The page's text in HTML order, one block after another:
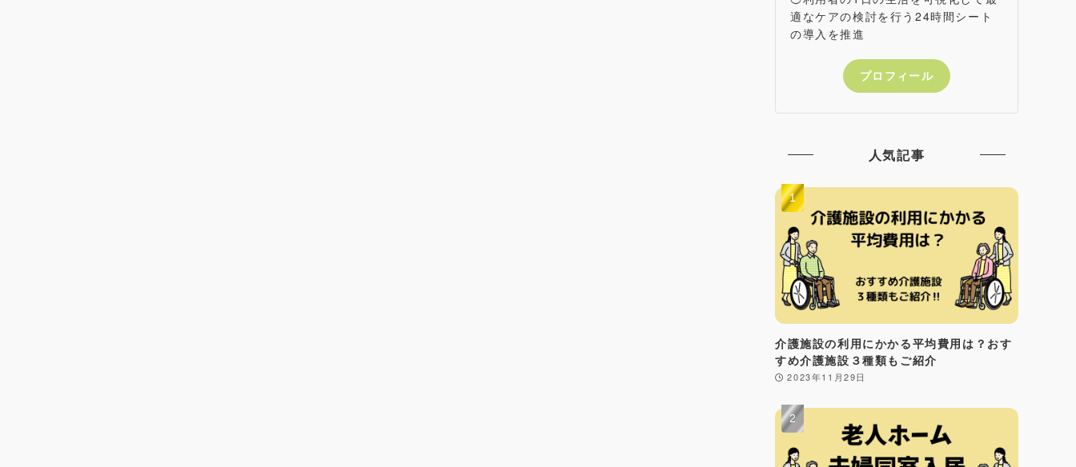
適なケアの検討を行う24時間シート
の導入を推進
プロフィール
人気記事
介護施設の利用にかかる平均費用は？おす
すめ介護施設３種類もご紹介
2023年11月29日